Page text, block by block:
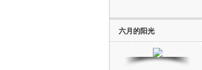
六月的阳光